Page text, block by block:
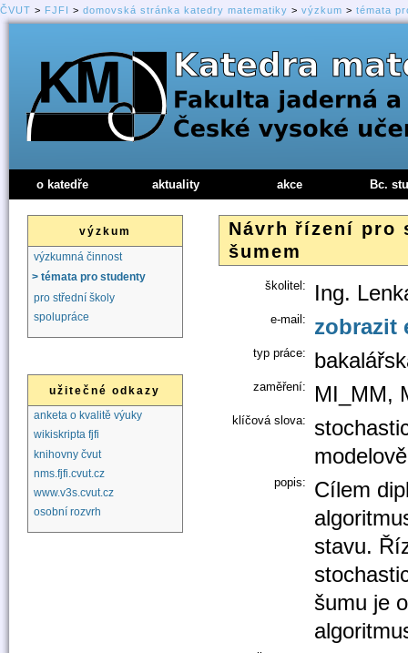
ČVUT > FJFI > domovská stránka katedry matematiky > výzkum > témata
Návrh řízení pro
šumem
školitel: Ing.
e-mail: zobrazit
typ práce:
zaměření: MI_MM,
klíčová slova:
popis:
Cílem
stavu.
šumu je
o katedře aktuality akce Bc.
výzkum
výzkumná činnost
> témata pro studenty
pro střední školy
spolupráce
užitečné odkazy
anketa o kvalitě výuky
wikiskripta fjfi
knihovny čvut
nms.fjfi.cvut.cz
www.v3s.cvut.cz
osobní rozvrh